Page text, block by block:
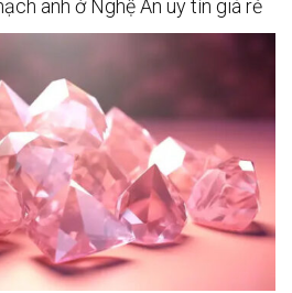
anh ở Nghệ An uy tín giá rẻ